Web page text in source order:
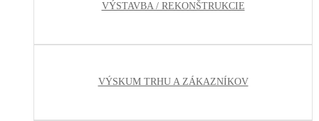
VÝSTAVBA / REKONŠTRUKCIE
VÝSKUM TRHU A ZÁKAZNÍKOV